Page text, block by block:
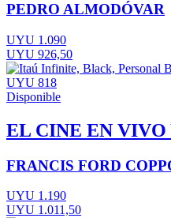
PEDRO ALMODÓVAR
UYU 1.090
UYU 926,50
UYU 818
Disponible
EL CINE EN VIVO
FRANCIS FORD
UYU 1.190
UYU 1.011,50